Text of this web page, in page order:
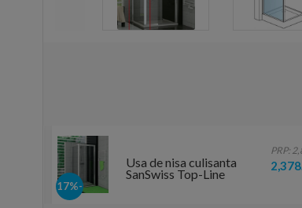
-17%
Usa de nisa culisanta
SanSwiss Top-Line
TOPS3 80xH190 cm
PRP: